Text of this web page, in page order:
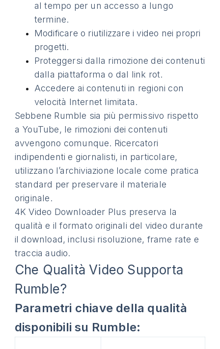
al tempo per un accesso a lungo
termine.
Modificare o riutilizzare i video nei propri
progetti.
Proteggersi dalla rimozione dei contenuti
dalla piattaforma o dal link rot.
Accedere ai contenuti in regioni con
velocità Internet limitata.
Sebbene Rumble sia più permissivo rispetto
a YouTube, le rimozioni dei contenuti
avvengono comunque. Ricercatori
indipendenti e giornalisti, in particolare,
utilizzano l’archiviazione locale come pratica
standard per preservare il materiale
originale.
4K Video Downloader Plus preserva la
qualità e il formato originali del video durante
il download, inclusi risoluzione, frame rate e
traccia audio.
Che Qualità Video Supporta
Rumble?
Parametri chiave della qualità
disponibili su Rumble: